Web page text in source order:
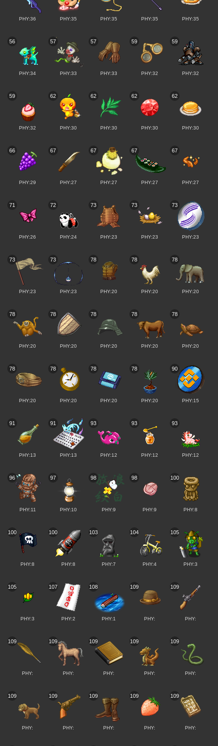
PHY:36 PHY:35 PHY:35 PHY:35 PHY:35
56
PHY:34
57
PHY:33
57
PHY:33
59
PHY:32
59
PHY:32
59
PHY:32
62
PHY:30
62
PHY:30
62
PHY:30
62
PHY:30
66
PHY:29
67
PHY:27
67
PHY:27
67
PHY:27
67
PHY:27
71
PHY:26
72
PHY:24
73
PHY:23
73
PHY:23
73
PHY:23
73
PHY:23
73
PHY:23
78
PHY:20
78
PHY:20
78
PHY:20
78
PHY:20
78
PHY:20
78
PHY:20
78
PHY:20
78
PHY:20
78
PHY:20
78
PHY:20
78
PHY:20
78
PHY:20
90
PHY:15
91
PHY:13
91
PHY:13
93
PHY:12
93
PHY:12
93
PHY:12
96
PHY:11
97
PHY:10
98
PHY:9
98
PHY:9
100
PHY:8
100
PHY:8
100
PHY:8
103
PHY:7
104
PHY:4
105
PHY:3
105
PHY:3
107
PHY:2
108
PHY:1
109
PHY:
109
PHY:
109
PHY:
109
PHY:
109
PHY:
109
PHY:
109
PHY:
109
PHY:
109
PHY:
109
PHY:
109
PHY:
109
PHY: